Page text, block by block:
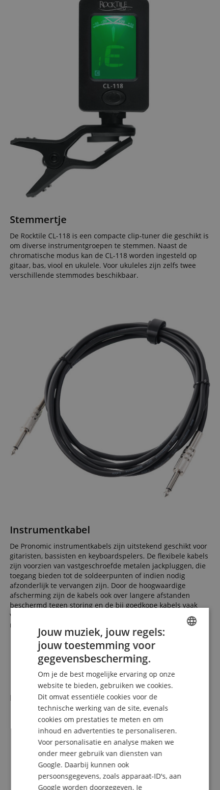
Stemmertje
De Rocktile CL-118 is een compacte clip-tuner die geschikt is
om diverse instrumentgroepen te stemmen. Naast de
chromatische modus kan de CL-118 worden ingesteld op
gitaar, bas, viool en ukulele. Voor ukuleles zijn zelfs twee
verschillende stemmodes beschikbaar.
Instrumentkabel
De Pronomic instrumentkabels zijn uitstekend geschikt voor
gitaristen, bassisten en keyboardspelers. De flexibele kabels
zijn voorzien van vastgeschroefde metalen jackpluggen, die
toegang bieden tot de soldeerpunten of indien nodig
afzonderlijk te vervangen zijn. Door de hoogwaardige
afscherming zijn de kabels ook over langere afstanden
beschermd tegen storing en de bij goedkope kabels vaak
voorkomende trapgeluiden treden bij de Pronomic-kabels
niet op.
Functies
Bas
Modell: JJB-300 SB
Serie: Jet 300
Aantal snaren: 4
Oriëntatie: Rechtshandig
Bodyvorm: J-Style Bas
Body: Populier, geroosterd
Hals: Canadian Roasted Esdoorn
Halsconstructie: geschroefd
SPANISH
Jouw muziek, jouw regels:
jouw toestemming voor
gegevensbescherming.
Om je de best mogelijke ervaring op onze
website te bieden, gebruiken we cookies.
Dit omvat essentiële cookies voor de
technische werking van de site, evenals
cookies om prestaties te meten en om
inhoud en advertenties te personaliseren.
Voor personalisatie en analyse maken we
onder meer gebruik van diensten van
Google. Daarbij kunnen ook
persoonsgegevens, zoals apparaat-ID's, aan
Google worden doorgegeven. Je